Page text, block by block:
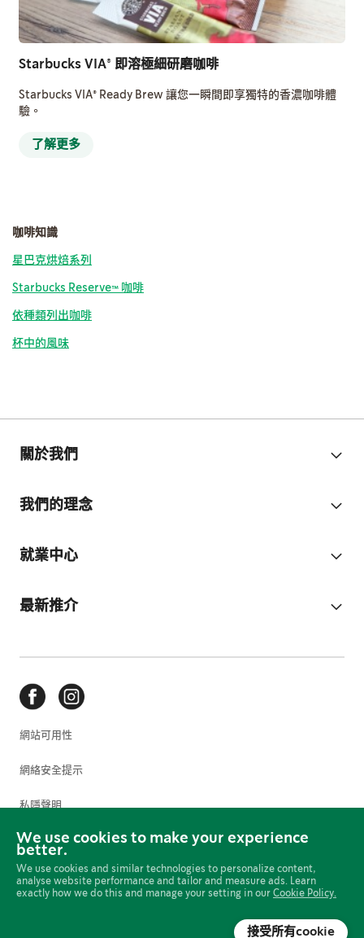
We use cookies to make your experience
better.
We use cookies and similar technologies to personalize content,
analyse website performance and tailor and measure ads. Learn
exactly how we do this and manage your setting in our Cookie Policy.
接受所有cookie
Starbucks VIA® 即溶極細研磨咖啡
Starbucks VIA® Ready Brew 讓您一瞬間即享獨特的香濃咖啡體
驗。
了解更多
咖啡知識
星巴克烘焙系列
Starbucks Reserve™ 咖啡
依種類列出咖啡
杯中的風味
關於我們
我們的理念
就業中心
最新推介
網站可用性
網絡安全提示
私隱聲明
使用條款
Cookie 偏好設定